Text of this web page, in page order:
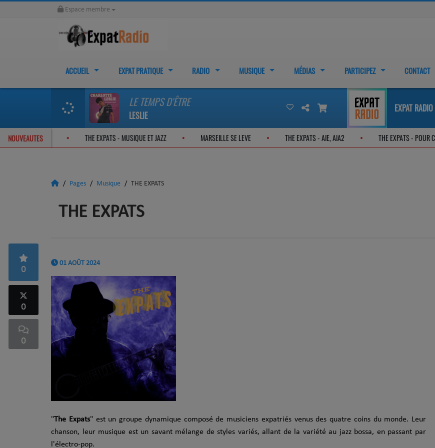
Espace membre
ACCUEIL EXPAT PRATIQUE RADIO MUSIQUE MÉDIAS PARTICIPEZ CONTACT
LE TEMPS D'ÊTRE
LESLIE
EXPAT RADIO
NOUVEAUTES
- ON THE JAZZ ROAD THE EXPATS - MUSIQUE ET JAZZ MARSEILLE SE LEVE THE EXPATS - AIE, AIA2 THE EXPATS -
Pages Musique THE EXPATS
THE EXPATS
0
0
0
01 AOÛT 2024
"The Expats" est un groupe dynamique composé de musiciens expatriés venus des quatre coins du monde. Leur
chanson, leur musique est un savant mélange de styles variés, allant de la variété au jazz bossa, en passant par
l'électro-pop.